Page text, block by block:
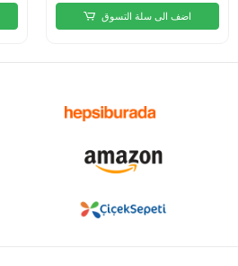
اضف الى سلة التسوق